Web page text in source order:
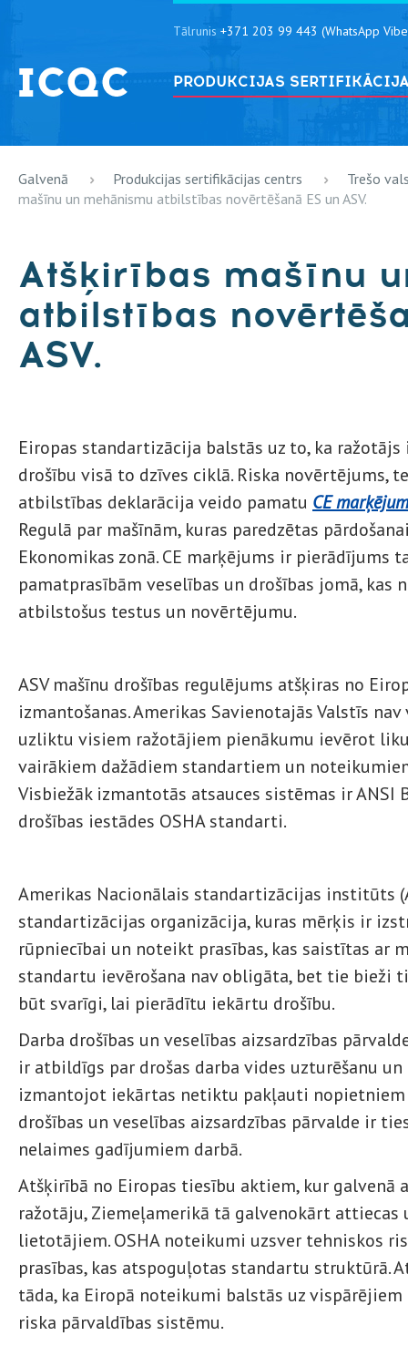
Tālrunis +371 203 99 443 (WhatsApp
PRODUKCIJAS
Galvenā Produkcijas sertifikācijas centrs
Trešo
mašīnu un mehānismu atbilstības novērtēšanā ES un ASV.
Atšķirības mašīnu
atbilstības
ASV.
Eiropas standartizācija balstās uz to, ka
drošību visā to dzīves ciklā. Riska novērtējums,
atbilstības deklarācija veido pamatu CE
Regulā par mašīnām, kuras paredzētas
Ekonomikas zonā. CE marķējums ir pierādījums
pamatprasībām veselības un drošības jomā,
atbilstošus testus un novērtējumu.
ASV mašīnu drošības regulējums atšķiras no
izmantošanas. Amerikas Savienotajās Valstīs
uzliktu visiem ražotājiem pienākumu ievērot
vairākiem dažādiem standartiem un
Visbiežāk izmantotās atsauces sistēmas ir ANSI
drošības iestādes OSHA standarti.
Amerikas Nacionālais standartizācijas institūts
standartizācijas organizācija, kuras mērķis ir
rūpniecībai un noteikt prasības, kas saistītas ar
standartu ievērošana nav obligāta, bet tie bieži
būt svarīgi, lai pierādītu iekārtu drošību.
Darba drošības un veselības aizsardzības
ir atbildīgs par drošas darba vides uzturēšanu
izmantojot iekārtas netiktu pakļauti nopietniem
drošības un veselības aizsardzības pārvalde ir
nelaimes gadījumiem darbā.
Atšķirībā no Eiropas tiesību aktiem, kur
ražotāju, Ziemeļamerikā tā galvenokārt attiecas
lietotājiem. OSHA noteikumi uzsver tehniskos
prasības, kas atspoguļotas standartu struktūrā.
tāda, ka Eiropā noteikumi balstās uz
riska pārvaldības sistēmu.